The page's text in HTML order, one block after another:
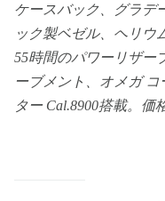
ケースバック、グラデ
ック製ベゼル、ヘリウ
55時間のパワーリザー
ーブメント、オメガ
ター Cal.8900搭載。価